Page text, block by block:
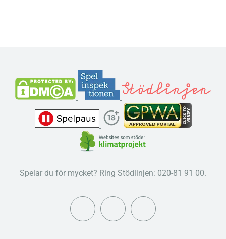
Spelar du för mycket? Ring Stödlinjen: 020-81 91 00.